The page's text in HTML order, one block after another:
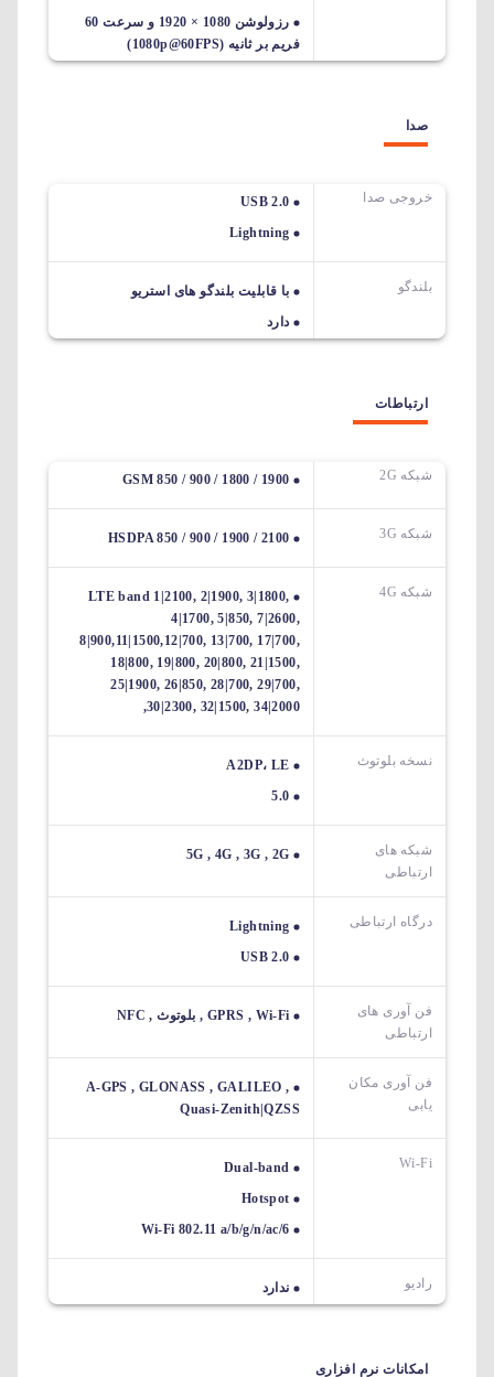
رزولوشن 1080 × 1920 و سرعت 60
فریم بر ثانیه (1080p@60FPS)
صدا
خروجی صدا
USB 2.0
Lightning
بلندگو
با قابلیت بلندگو های استریو
دارد
ارتباطات
شبکه 2G GSM 850 / 900 / 1800 / 1900
شبکه 3G HSDPA 850 / 900 / 1900 / 2100
شبکه 4G
LTE band 1|2100, 2|1900, 3|1800,
4|1700, 5|850, 7|2600,
8|900,11|1500,12|700, 13|700, 17|700,
18|800, 19|800, 20|800, 21|1500,
25|1900, 26|850, 28|700, 29|700,
30|2300, 32|1500, 34|2000,
نسخه بلوتوث
A2DP، LE
5.0
شبکه های
ارتباطی
5G , 4G , 3G , 2G
درگاه ارتباطی
Lightning
USB 2.0
فن آوری های
ارتباطی
GPRS , Wi-Fi , بلوتوث , NFC
فن آوری مکان
یابی
A-GPS , GLONASS , GALILEO ,
Quasi-Zenith|QZSS
Wi-Fi
Dual-band
Hotspot
Wi-Fi 802.11 a/b/g/n/ac/6
رادیو ندارد
امکانات نرم افزاری